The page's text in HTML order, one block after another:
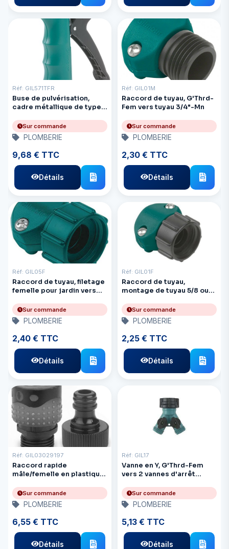
Réf: GIL571TFR
Buse de pulvérisation,
cadre métallique de type
Sur commande
PLOMBERIE
9,68 € TTC
Détails
Réf: GIL01M
Raccord de tuyau, G'Thrd-
Fem vers tuyau 3/4"-Mn
Sur commande
PLOMBERIE
2,30 € TTC
Détails
Réf: GIL05F
Raccord de tuyau, filetage
femelle pour jardin vers
Sur commande
PLOMBERIE
2,40 € TTC
Détails
Réf: GIL01F
Raccord de tuyau,
montage de tuyau 5/8 ou
Sur commande
PLOMBERIE
2,25 € TTC
Détails
Réf: GIL03029197
Raccord rapide
mâle/femelle en plastique
Sur commande
PLOMBERIE
6,55 € TTC
Détails
Réf: GIL17
Vanne en Y, G'Thrd-Fem
vers 2 vannes d'arrêt
Sur commande
PLOMBERIE
5,13 € TTC
Détails